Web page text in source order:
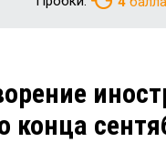
конца